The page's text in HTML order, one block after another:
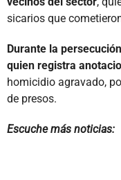
sicarios que
Durante la
quien registra
homicidio agravado,
de presos.
Escuche más noticias: